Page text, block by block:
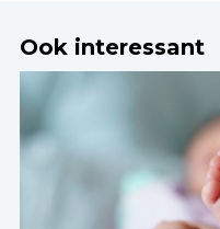
Ook interessant